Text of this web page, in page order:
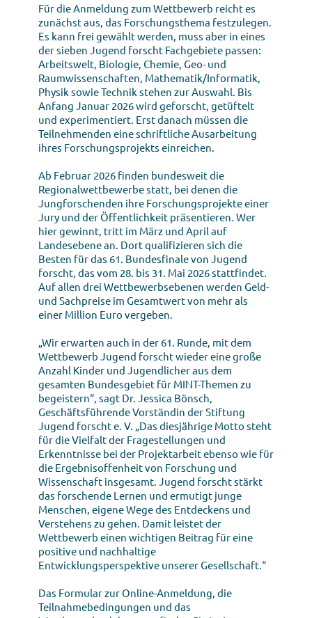
Für die Anmeldung zum Wettbewerb reicht es
zunächst aus, das Forschungsthema festzulegen.
Es kann frei gewählt werden, muss aber in eines
der sieben Jugend forscht Fachgebiete passen:
Arbeitswelt, Biologie, Chemie, Geo- und
Raumwissenschaften, Mathematik/Informatik,
Physik sowie Technik stehen zur Auswahl. Bis
Anfang Januar 2026 wird geforscht, getüftelt
und experimentiert. Erst danach müssen die
Teilnehmenden eine schriftliche Ausarbeitung
ihres Forschungsprojekts einreichen.
Ab Februar 2026 finden bundesweit die
Regionalwettbewerbe statt, bei denen die
Jungforschenden ihre Forschungsprojekte einer
Jury und der Öffentlichkeit präsentieren. Wer
hier gewinnt, tritt im März und April auf
Landesebene an. Dort qualifizieren sich die
Besten für das 61. Bundesfinale von Jugend
forscht, das vom 28. bis 31. Mai 2026 stattfindet.
Auf allen drei Wettbewerbsebenen werden Geld-
und Sachpreise im Gesamtwert von mehr als
einer Million Euro vergeben.
„Wir erwarten auch in der 61. Runde, mit dem
Wettbewerb Jugend forscht wieder eine große
Anzahl Kinder und Jugendlicher aus dem
gesamten Bundesgebiet für MINT-Themen zu
begeistern“, sagt Dr. Jessica Bönsch,
Geschäftsführende Vorständin der Stiftung
Jugend forscht e. V. „Das diesjährige Motto steht
für die Vielfalt der Fragestellungen und
Erkenntnisse bei der Projektarbeit ebenso wie für
die Ergebnisoffenheit von Forschung und
Wissenschaft insgesamt. Jugend forscht stärkt
das forschende Lernen und ermutigt junge
Menschen, eigene Wege des Entdeckens und
Verstehens zu gehen. Damit leistet der
Wettbewerb einen wichtigen Beitrag für eine
positive und nachhaltige
Entwicklungsperspektive unserer Gesellschaft.“
Das Formular zur Online-Anmeldung, die
Teilnahmebedingungen und das